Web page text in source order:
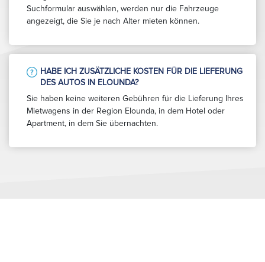
Suchformular auswählen, werden nur die Fahrzeuge
angezeigt, die Sie je nach Alter mieten können.
HABE ICH ZUSÄTZLICHE KOSTEN FÜR DIE LIEFERUNG
DES AUTOS IN ELOUNDA?
Sie haben keine weiteren Gebühren für die Lieferung Ihres
Mietwagens in der Region Elounda, in dem Hotel oder
Apartment, in dem Sie übernachten.